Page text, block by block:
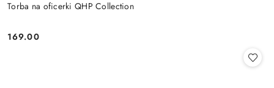
Torba na oficerki QHP Collection
Cena:
169.00